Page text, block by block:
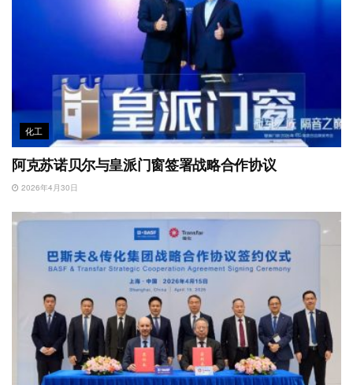
化工
阿克苏诺贝尔与皇派门窗签署战略合作协议
2026年4月30日